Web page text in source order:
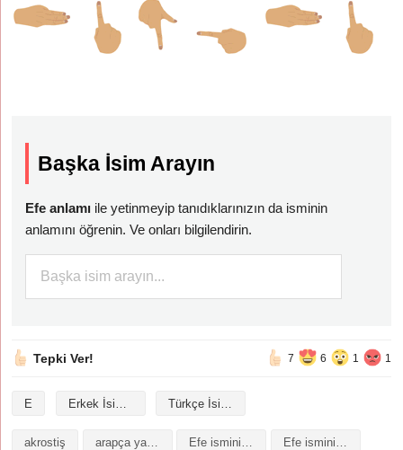
Başka İsim Arayın
Efe anlamı ile yetinmeyip tanıdıklarınızın da isminin
anlamını öğrenin. Ve onları bilgilendirin.
Tepki Ver! 7 6 1 1
E Erkek İsimleri Türkçe İsimler
akrostiş arapça yazılışı